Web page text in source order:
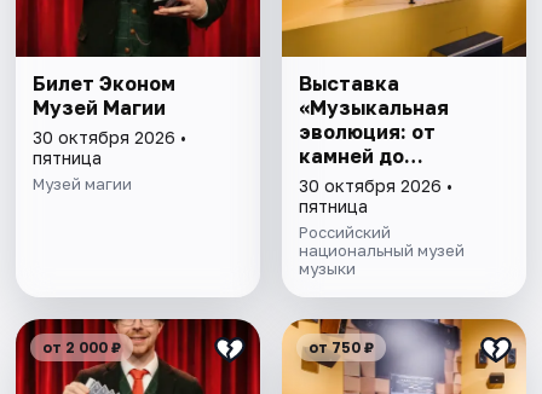
Билет Эконом
Музей Магии
30 октября 2026 •
пятница
Музей магии
Выставка
«Музыкальная
эволюция: от
камней до
нейросети»
30 октября 2026 •
пятница
Российский
национальный музей
музыки
от 2 000 ₽ от 750 ₽